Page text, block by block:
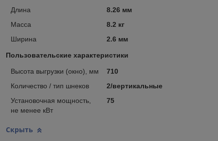
Длина
8.26 мм
Масса
8.2 кг
Ширина
2.6 мм
Пользовательские характеристики
Высота выгрузки (окно), мм
710
Количество / тип шнеков
2/вертикальные
Установочная мощность,
не менее кВт
75
Скрыть